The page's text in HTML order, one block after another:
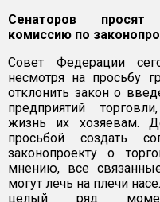
Сенаторов просят
комиссию по
Совет Федерации
несмотря на просьбу
отклонить закон о
предприятий
жизнь их хозяевам.
просьбой создать
законопроекту о
мнению, все
могут лечь на плечи
целый ряд